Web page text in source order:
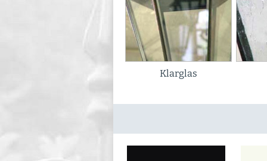
Klarglas